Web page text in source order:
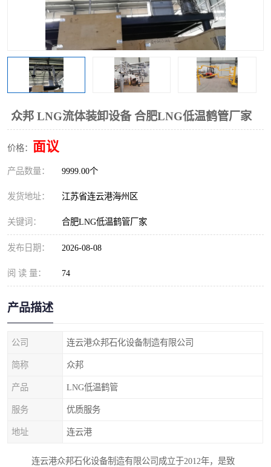
众邦 LNG流体装卸设备 合肥LNG低温鹤管厂家
价格： 面议
产品数量： 9999.00个
发货地址： 江苏省连云港海州区
关键词： 合肥LNG低温鹤管厂家
发布日期： 2026-08-08
阅 读 量： 74
产品描述
公司 连云港众邦石化设备制造有限公司
简称 众邦
产品 LNG低温鹤管
服务 优质服务
地址 连云港
连云港众邦石化设备制造有限公司成立于2012年，是致